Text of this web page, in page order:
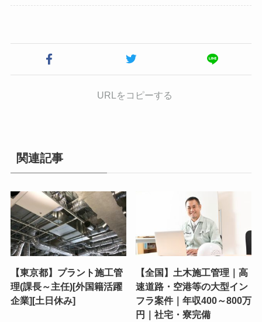
URLをコピーする
関連記事
【東京都】プラント施工管
理(課長～主任)[外国籍活躍
企業][土日休み]
【全国】土木施工管理｜高
速道路・空港等の大型イン
フラ案件｜年収400～800万
円｜社宅・寮完備